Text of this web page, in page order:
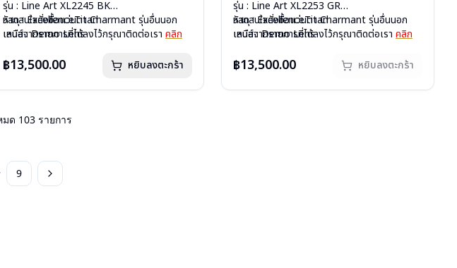
รุ่น : Line Art XL2245 BK
วัสดุ : ExcellenceTitan
เลนส์ : Demo Lens
น้ำหนัก : 14 กรัม
การรับประกัน : 1 ปี
หากสนใจสั่งชื้อแว่นตา Charmant รุ่นอื่นนอก
เหนือจากรายการที่ได้ลงไว้กรุณาติดต่อเรา คลิก
฿13,500.00 หยิบลงตะกร้า
รุ่น : Line Art XL2253 GR
วัสดุ : ExcellenceTitan
เลนส์ : Demo Lens
น้ำหนัก : 19 กรัม
การรับประกัน : 1 ปี
หากสนใจสั่งชื้อแว่นตา Charmant รุ่นอื่นนอก
เหนือจากรายการที่ได้ลงไว้กรุณาติดต่อเรา คลิก
ติดต่อเราคลิก
฿13,500.00 หยิบลงตะกร้า
มด 103 รายการ
9